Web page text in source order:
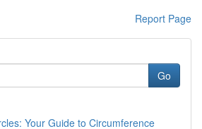
Report Page
Go
Your Guide to Circumference